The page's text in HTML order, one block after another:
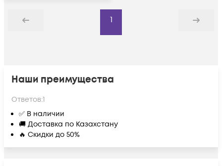
Назад
1
Дальше
Наши преимущества
Ответов:1
✅ В наличии
🚚 Доставка по Казахстану
🔥 Скидки до 50%